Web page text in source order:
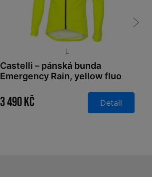
L
Castelli – pánská bunda
Emergency Rain, yellow fluo
3 490 Kč Detail